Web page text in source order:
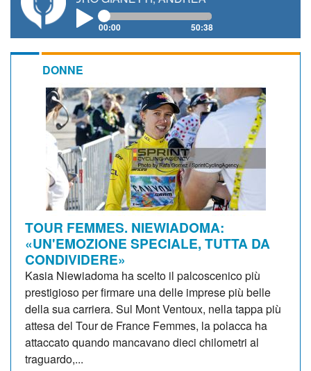
00:00 50:38
DONNE
TOUR FEMMES. NIEWIADOMA:
«UN'EMOZIONE SPECIALE, TUTTA DA
CONDIVIDERE»
Kasia Niewiadoma ha scelto il palcoscenico più
prestigioso per firmare una delle imprese più belle
della sua carriera. Sul Mont Ventoux, nella tappa più
attesa del Tour de France Femmes, la polacca ha
attaccato quando mancavano dieci chilometri al
traguardo,...